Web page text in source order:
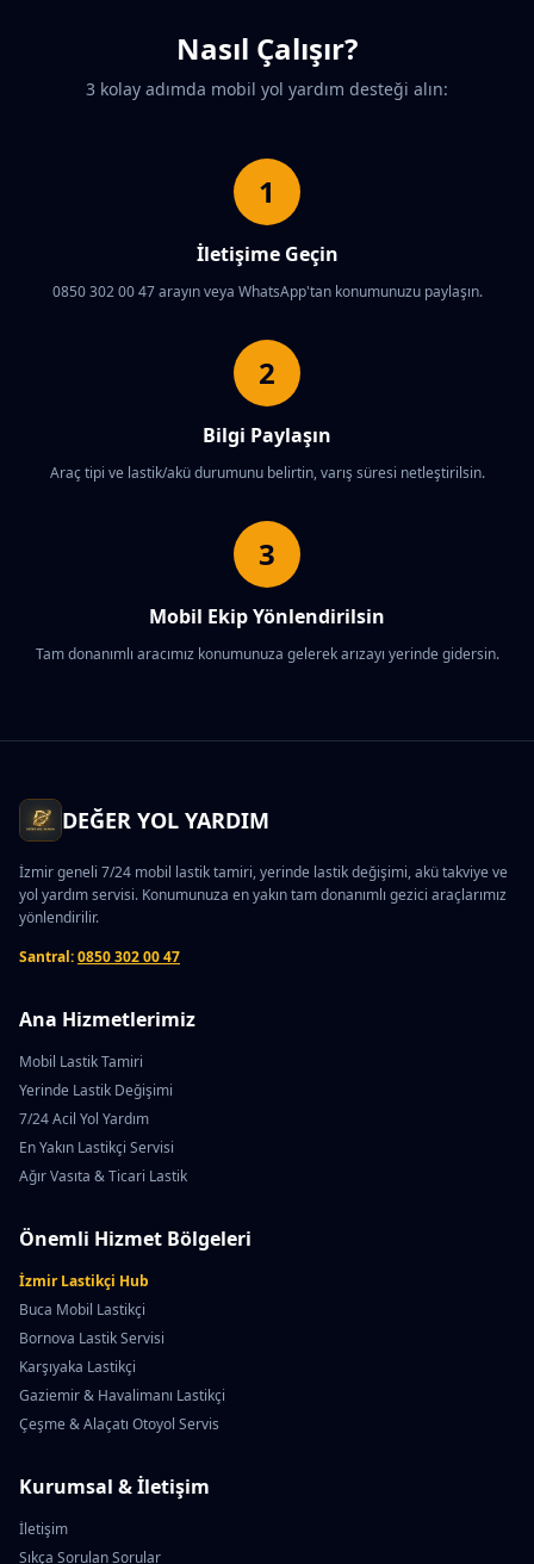
Nasıl Çalışır?
3 kolay adımda mobil yol yardım desteği alın:
1
İletişime Geçin
0850 302 00 47 arayın veya WhatsApp'tan konumunuzu paylaşın.
2
Bilgi Paylaşın
Araç tipi ve lastik/akü durumunu belirtin, varış süresi netleştirilsin.
3
Mobil Ekip Yönlendirilsin
Tam donanımlı aracımız konumunuza gelerek arızayı yerinde gidersin.
DEĞER YOL YARDIM
İzmir geneli 7/24 mobil lastik tamiri, yerinde lastik değişimi, akü takviye ve
yol yardım servisi. Konumunuza en yakın tam donanımlı gezici araçlarımız
yönlendirilir.
Santral:0850 302 00 47
Ana Hizmetlerimiz
Mobil Lastik Tamiri
Yerinde Lastik Değişimi
7/24 Acil Yol Yardım
En Yakın Lastikçi Servisi
Ağır Vasıta & Ticari Lastik
Önemli Hizmet Bölgeleri
İzmir Lastikçi Hub
Buca Mobil Lastikçi
Bornova Lastik Servisi
Karşıyaka Lastikçi
Gaziemir & Havalimanı Lastikçi
Çeşme & Alaçatı Otoyol Servis
Kurumsal & İletişim
İletişim
Sıkça Sorulan Sorular